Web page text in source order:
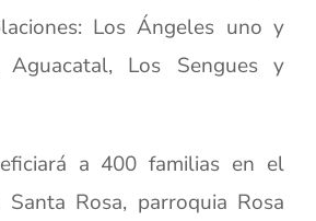
Los Ángeles uno y
Los Sengues y
a 400 familias en el
Santa Rosa, parroquia Rosa